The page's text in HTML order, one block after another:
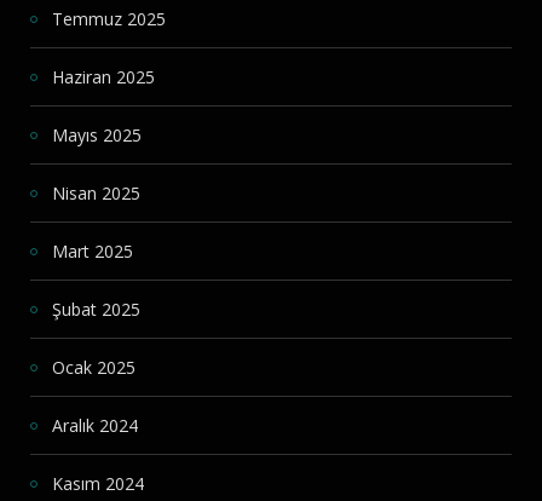
Temmuz 2025
Haziran 2025
Mayıs 2025
Nisan 2025
Mart 2025
Şubat 2025
Ocak 2025
Aralık 2024
Kasım 2024